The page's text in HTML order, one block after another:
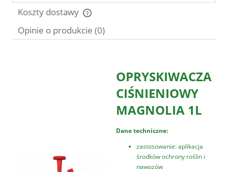
Koszty dostawy
Cena nie zawiera ewentualnych kosztów płatności
Opinie o produkcie (0)
OPRYSKIWACZA
CIŚNIENIOWY
MAGNOLIA 1L
Dane techniczne:
zastosowanie: aplikacja
środków ochrony roślin i
nawozów